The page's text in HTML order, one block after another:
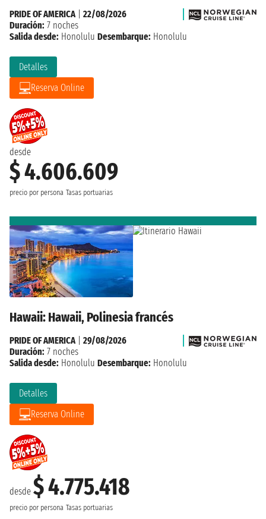
desde
$ 4.606.609
precio por persona Tasas portuarias
Detalles
Reserva Online
PRIDE OF AMERICA
22/08/2026
Duración: 7 noches
Salida desde: Honolulu Desembarque: Honolulu
Hawaii: Hawaii, Polinesia francés
desde $ 4.775.418
precio por persona Tasas portuarias
Detalles
Reserva Online
PRIDE OF AMERICA| 29/08/2026
Duración: 7 noches
Salida desde: Honolulu Desembarque: Honolulu